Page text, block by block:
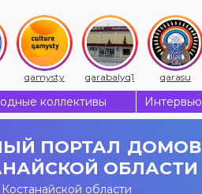
qamysty qarabalyq1 qarasu
коллективы Интервью
ПОРТАЛ ДОМОВ
ОБЛАСТИ
области